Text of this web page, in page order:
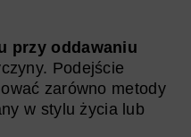
przy oddawaniu
Podejście
zarówno metody
w stylu życia lub